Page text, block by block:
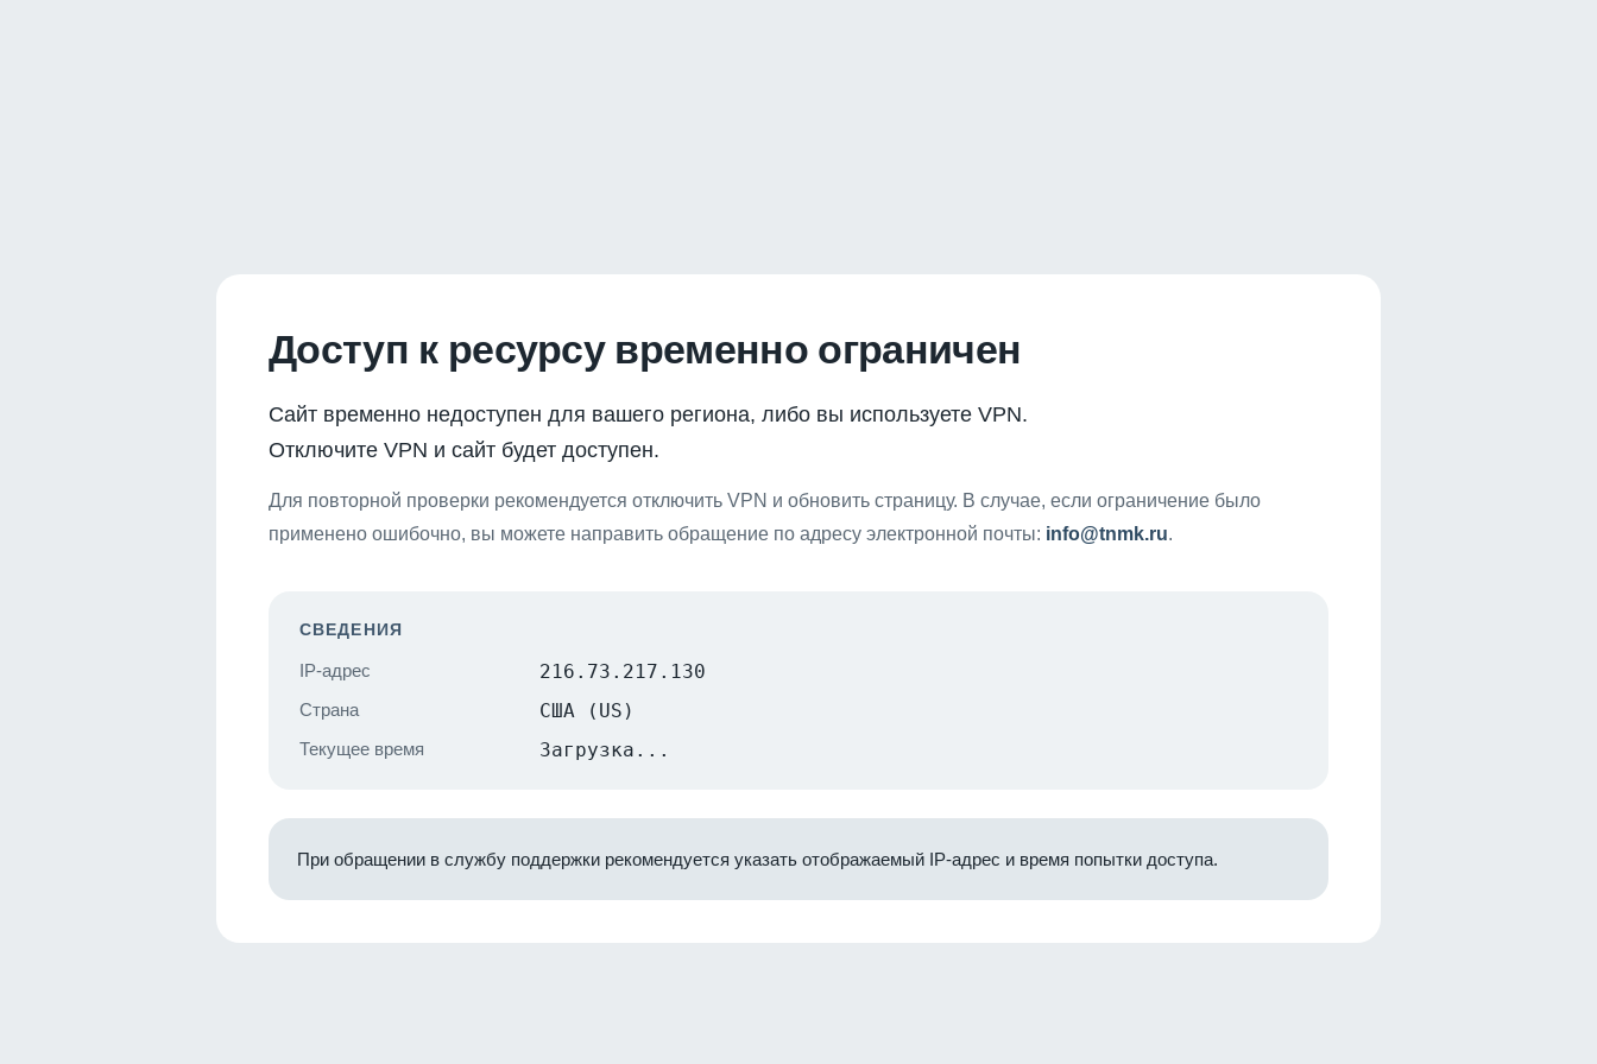
Доступ к ресурсу временно ограничен
Сайт временно недоступен для вашего региона, либо вы используете VPN.
Отключите VPN и сайт будет доступен.
Для повторной проверки рекомендуется отключить VPN и обновить страницу. В случае, если ограничение было
применено ошибочно, вы можете направить обращение по адресу электронной почты: info@tnmk.ru.
СВЕДЕНИЯ
IP-адрес 216.73.217.130
Страна США (US)
Текущее время Загрузка...
При обращении в службу поддержки рекомендуется указать отображаемый IP-адрес и время попытки доступа.